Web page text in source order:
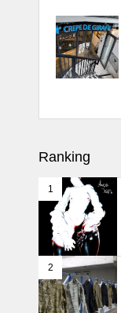
Ranking
1
2